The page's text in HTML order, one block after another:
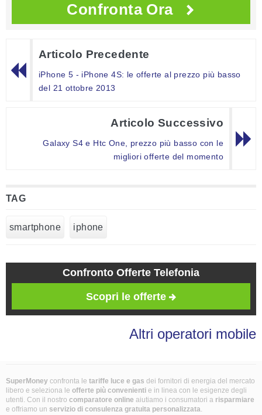
Confronta Ora
Articolo Precedente
iPhone 5 - iPhone 4S: le offerte al prezzo più basso
del 21 ottobre 2013
Articolo Successivo
Galaxy S4 e Htc One, prezzo più basso con le
migliori offerte del momento
TAG
smartphone iphone
Confronto Offerte Telefonia
Scopri le offerte
Altri operatori mobile
SuperMoney confronta le tariffe luce e gas dei fornitori di energia del mercato
libero e seleziona le offerte più convenienti e in linea con le esigenze degli
utenti. Con il nostro comparatore online aiutiamo i consumatori a risparmiare
e offriamo un servizio di consulenza gratuita personalizzata.